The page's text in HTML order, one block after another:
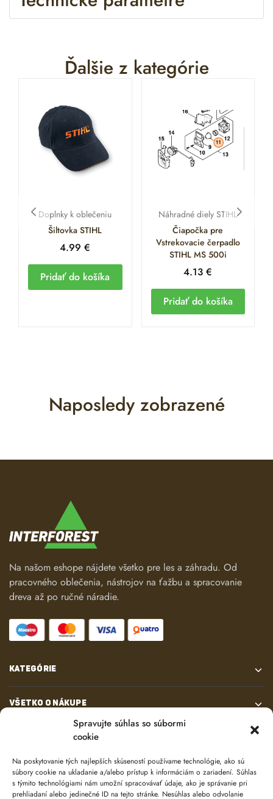
Spravujte súhlas so súbormi
cookie
Na poskytovanie tých najlepších skúseností používame technológie, ako sú
súbory cookie na ukladanie a/alebo prístup k informáciám o zariadení. Súhlas
s týmito technológiami nám umožní spracovávať údaje, ako je správanie pri
prehliadaní alebo jedinečné ID na tejto stránke. Nesúhlas alebo odvolanie
Ďalšie z kategórie
Doplnky k oblečeniu
Šiltovka STIHL
4.99€
Pridať do košíka
Náhradné diely STIHL
Čiapočka pre
Vstrekovacie čerpadlo
STIHL MS 500i
4.13€
Pridať do košíka
Naposledy zobrazené
Na našom eshope nájdete všetko pre les a záhradu. Od
pracovného oblečenia, nástrojov na ťažbu a spracovanie
dreva až po ručné náradie.
KATEGÓRIE
VŠETKO O NÁKUPE